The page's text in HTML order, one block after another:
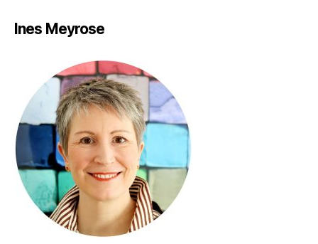
Ines Meyrose